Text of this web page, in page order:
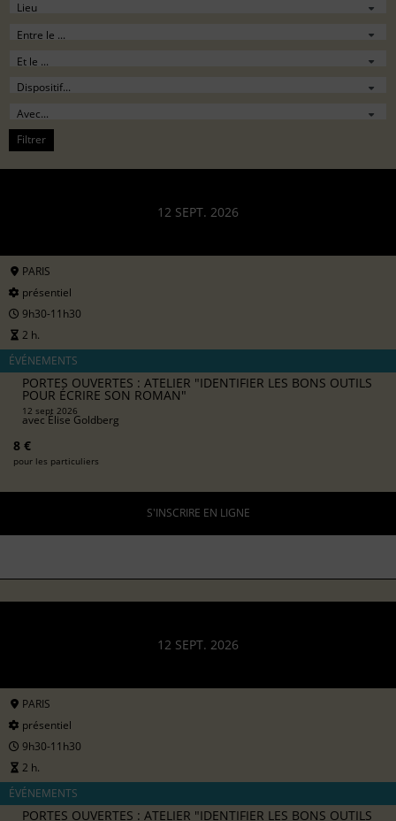
Filtrer
12 SEPT. 2026
PARIS
présentiel
9h30-11h30
2 h.
ÉVÉNEMENTS
PORTES OUVERTES : ATELIER "IDENTIFIER LES BONS OUTILS
POUR ÉCRIRE SON ROMAN"
12 sept 2026
avecÉlise Goldberg
8 €
pour les particuliers
S'INSCRIRE EN LIGNE
12 SEPT. 2026
PARIS
présentiel
9h30-11h30
2 h.
ÉVÉNEMENTS
PORTES OUVERTES : ATELIER "IDENTIFIER LES BONS OUTILS